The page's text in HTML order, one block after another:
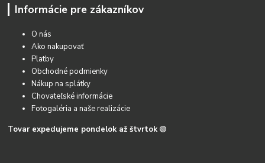
Informácie pre zákazníkov
O nás
Ako nakupovať
Platby
Obchodné podmienky
Nákup na splátky
Chovateľské informácie
Fotogaléria a naše realizácie
Tovar expedujeme pondelok až štvrtok 🟢